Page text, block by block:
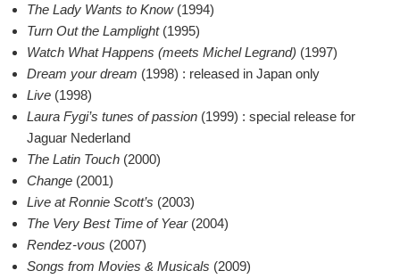
The Lady Wants to Know(1994)
Turn Out the Lamplight(1995)
Watch What Happens (meets Michel Legrand) (1997)
Dream your dream (1998) : released in Japan only
Live (1998)
Laura Fygi’s tunes of passion (1999) : special release for
Jaguar Nederland
The Latin Touch (2000)
Change (2001)
Live at Ronnie Scott’s (2003)
The Very Best Time of Year(2004)
Rendez-vous (2007)
Songs from Movies & Musicals (2009)